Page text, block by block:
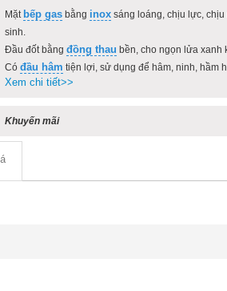
Mặt bếp gas bằng inox sáng loáng, chịu lực, chịu
sinh.
Đầu đốt bằngđồng thau bền, cho ngọn lửa xanh
Cóđầu hâm tiện lợi, sử dụng để hâm, ninh, hầm
Xem chi tiết>>
Khuyến mãi